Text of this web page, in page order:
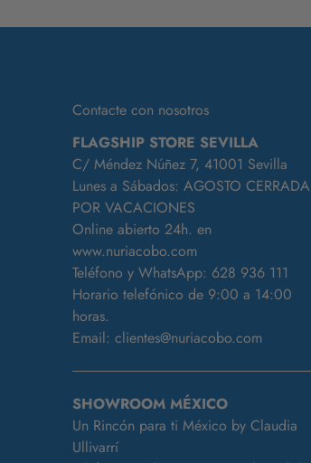
Contacte con nosotros
FLAGSHIP STORE SEVILLA
C/ Méndez Núñez 7, 41001 Sevilla
Lunes a Sábados: AGOSTO CERRADA
POR VACACIONES
Online abierto 24h. en
www.nuriacobo.com
Teléfono y WhatsApp: 628 936 111
Horario telefónico de 9:00 a 14:00
horas.
Email: clientes@nuriacobo.com
SHOWROOM MÉXICO
Un Rincón para ti México by Claudia
Ullivarrí